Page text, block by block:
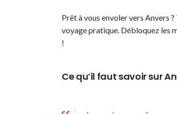
Prêt à vous envoler vers Anvers
voyage pratique. Débloquez les
!
Ce qu’il faut savoir sur